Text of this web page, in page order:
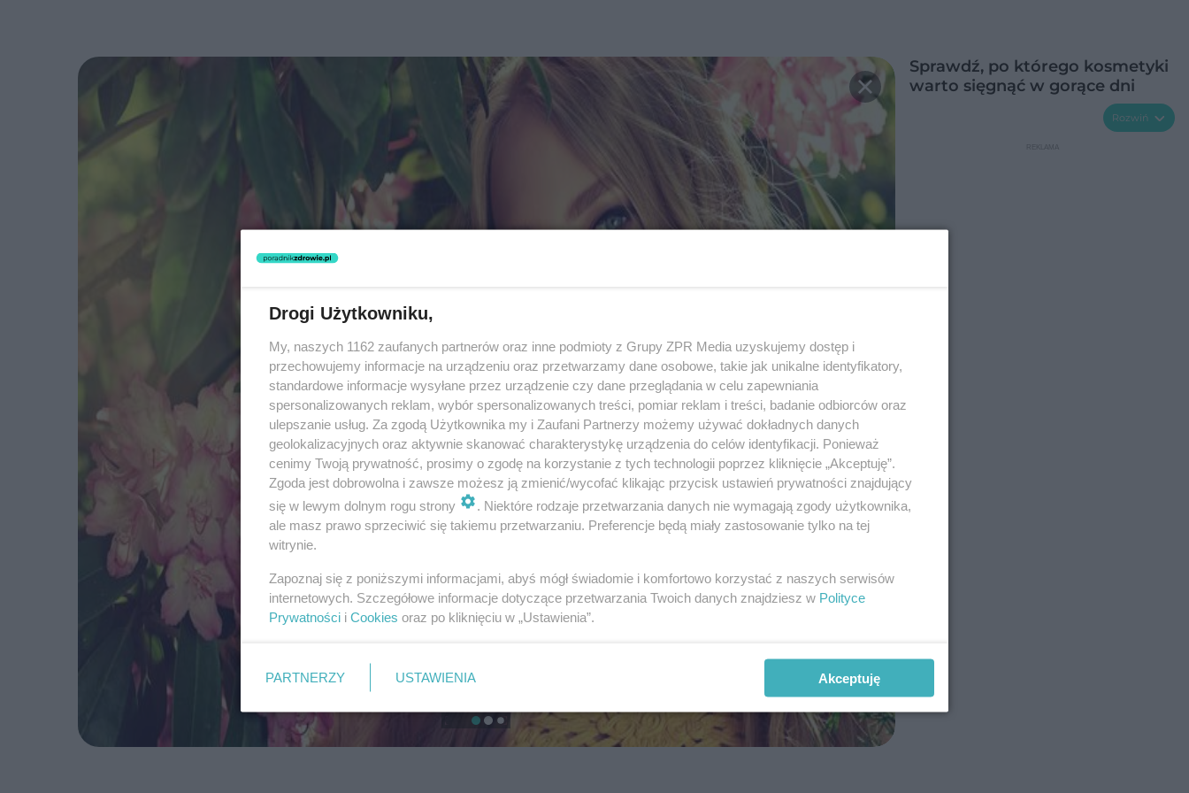
Sprawdź, po którego kosmetyki
warto sięgnąć w gorące dni
Rozwiń
Drogi Użytkowniku,
My, naszych 1162 zaufanych partnerów oraz inne podmioty z Grupy ZPR Media uzyskujemy dostęp i
przechowujemy informacje na urządzeniu oraz przetwarzamy dane osobowe, takie jak unikalne identyfikatory,
standardowe informacje wysyłane przez urządzenie czy dane przeglądania w celu zapewniania
spersonalizowanych reklam, wybór spersonalizowanych treści, pomiar reklam i treści, badanie odbiorców oraz
ulepszanie usług. Za zgodą Użytkownika my i Zaufani Partnerzy możemy używać dokładnych danych
geolokalizacyjnych oraz aktywnie skanować charakterystykę urządzenia do celów identyfikacji. Ponieważ
cenimy Twoją prywatność, prosimy o zgodę na korzystanie z tych technologii poprzez kliknięcie „Akceptuję”.
Zgoda jest dobrowolna i zawsze możesz ją zmienić/wycofać klikając przycisk ustawień prywatności znajdujący
się w lewym dolnym rogu strony
. Niektóre rodzaje przetwarzania danych nie wymagają zgody użytkownika,
ale masz prawo sprzeciwić się takiemu przetwarzaniu. Preferencje będą miały zastosowanie tylko na tej
witrynie.
Zapoznaj się z poniższymi informacjami, abyś mógł świadomie i komfortowo korzystać z naszych serwisów
internetowych. Szczegółowe informacje dotyczące przetwarzania Twoich danych znajdziesz w Polityce
Prywatności i Cookies oraz po kliknięciu w „Ustawienia”.
PARTNERZY USTAWIENIA Akceptuję